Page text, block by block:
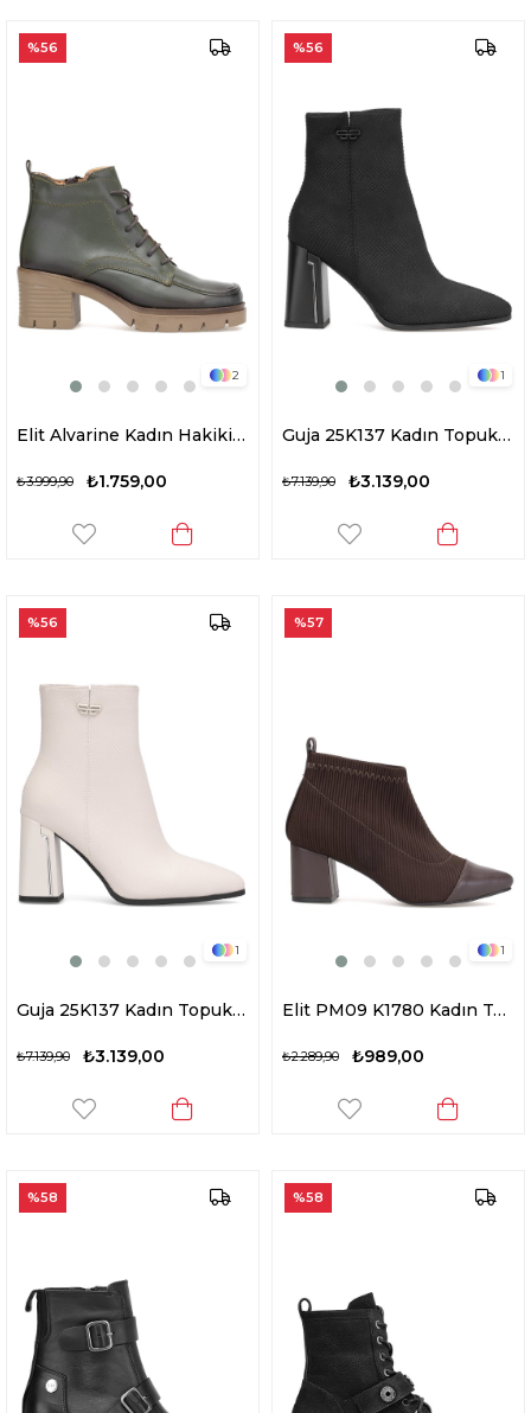
2
Elit Alvarine Kadın Hakiki Deri Topuklu Bot Haki
₺1.759,00
₺3.999,90
%56
1
Guja 25K137 Kadın Topuklu Bot Siyah
₺3.139,00
₺7.139,90
%56
1
Guja 25K137 Kadın Topuklu Bot Bej
₺3.139,00
₺7.139,90
%56
1
Elit PM09 K1780 Kadın Topuklu Bot Kahverengi
₺989,00
₺2.289,90
%57
%58 %58